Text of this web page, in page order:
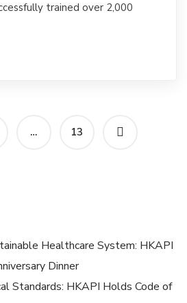
trained over 2,000
… 13
Healthcare System: HKAPI
Dinner
Standards: HKAPI Holds Code of